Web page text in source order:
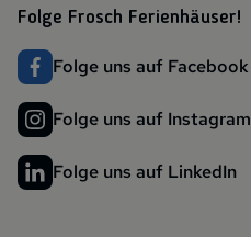
Folge Frosch Ferienhäuser!
Folge uns auf Facebook
Folge uns auf Instagram
Folge uns auf LinkedIn